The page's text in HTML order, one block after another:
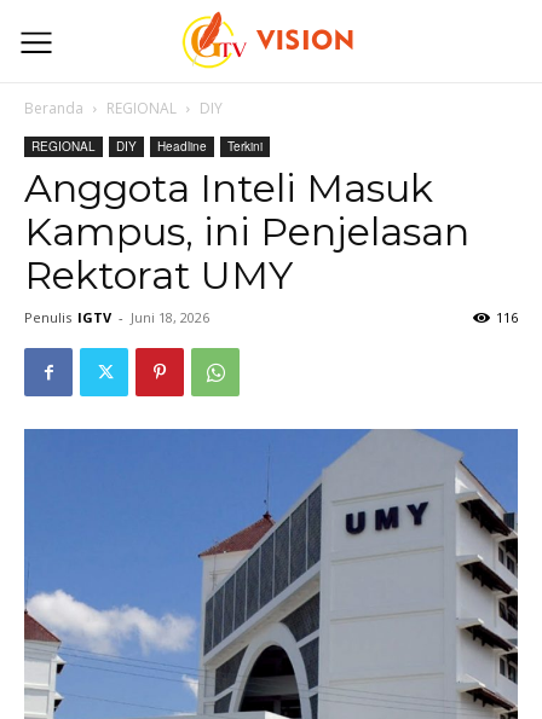
Beranda REGIONAL DIY
REGIONAL DIY Headline Terkini
Anggota Inteli Masuk
Kampus, ini Penjelasan
Rektorat UMY
Penulis IGTV - Juni 18, 2026 116